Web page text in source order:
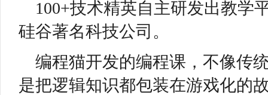
100+技术精英自主研发出教学
硅谷著名科技公司。
编程猫开发的编程课，不像传
是把逻辑知识都包装在游戏化的